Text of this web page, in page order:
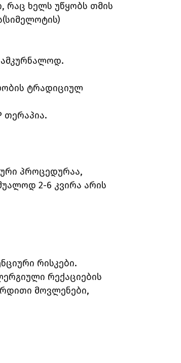
რაც ხელს უწყობს თმის
ტრადიციულ
თერაპია.
პროცედურაა,
2-6 კვირა არის
რისკები.
რექაციების
მოვლენები,